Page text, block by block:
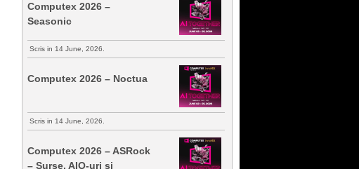
Computex 2026 –
Seasonic
Scris in 14 June, 2026.
Computex 2026 – Noctua
Scris in 14 June, 2026.
Computex 2026 – ASRock
– Surse, AIO-uri si